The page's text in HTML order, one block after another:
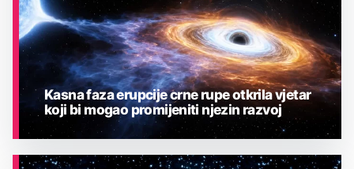
Kasna faza erupcije crne rupe otkrila vjetar
koji bi mogao promijeniti njezin razvoj